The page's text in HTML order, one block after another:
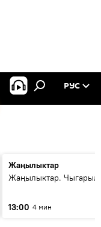
РУС
Жаңылыктар
Жаңылыктар.
13:00 4 мин